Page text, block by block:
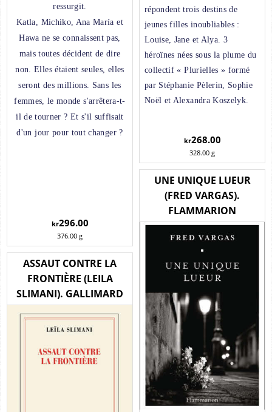
ressurgit.
Katla, Michiko, Ana María et
Hawa ne se connaissent pas,
mais toutes décident de dire
non. Elles étaient seules, elles
seront des millions. Sans les
femmes, le monde s'arrêtera-t-
il de tourner ? Et s'il suffisait
d'un jour pour tout changer ?
kr296.00
376.00 g
répondent trois destins de
jeunes filles inoubliables :
Louise, Jane et Alya. 3
héroïnes nées sous la plume du
collectif « Plurielles » formé
par Stéphanie Pèlerin, Sophie
Noël et Alexandra Koszelyk.
kr268.00
328.00 g
UNE UNIQUE LUEUR
(FRED VARGAS).
FLAMMARION
ASSAUT CONTRE LA
FRONTIÈRE (LEILA
SLIMANI). GALLIMARD